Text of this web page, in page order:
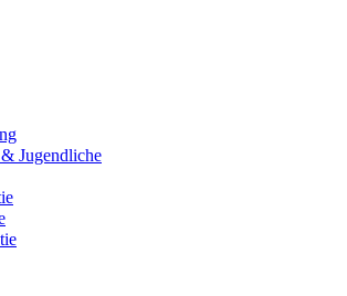
Jugendliche